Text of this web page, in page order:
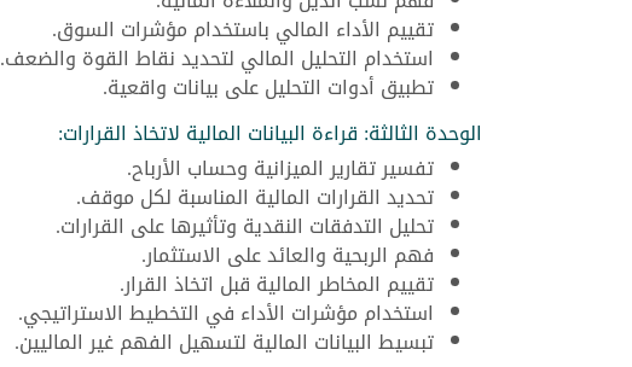
تقييم الأداء المالي باستخدام مؤشرات السوق.
استخدام التحليل المالي لتحديد نقاط القوة والضعف.
تطبيق أدوات التحليل على بيانات واقعية.
الوحدة الثالثة: قراءة البيانات المالية لاتخاذ القرارات:
تفسير تقارير الميزانية وحساب الأرباح.
تحديد القرارات المالية المناسبة لكل موقف.
تحليل التدفقات النقدية وتأثيرها على القرارات.
فهم الربحية والعائد على الاستثمار.
تقييم المخاطر المالية قبل اتخاذ القرار.
استخدام مؤشرات الأداء في التخطيط الاستراتيجي.
تبسيط البيانات المالية لتسهيل الفهم غير الماليين.